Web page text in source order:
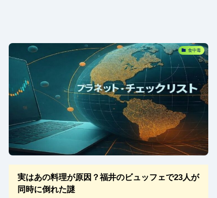
食中毒
実はあの料理が原因？福井のビュッフェで23人が
同時に倒れた謎